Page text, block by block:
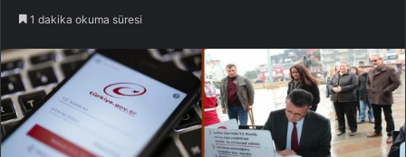
1 dakika okuma süresi